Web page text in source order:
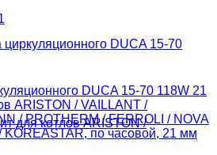
DUCA 15-70 118W 21
ARISTON / VAILLANT /
/ PROTHERM / FERROLI / NOVA
KOREASTAR, по часовой, 21 мм